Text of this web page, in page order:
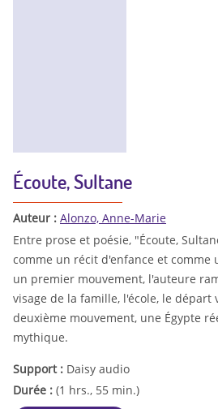
Écoute, Sultane
Auteur : Alonzo, Anne-Marie
Entre prose et poésie, "Écoute,
comme un récit d'enfance et comme
un premier mouvement, l'auteure
visage de la famille, l'école, le départ
deuxième mouvement, une Égypte
mythique.
Support : Daisy audio
Durée : (1 hrs., 55 min.)